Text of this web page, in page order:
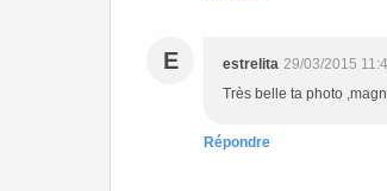
E estrelita 29/03/2015
Très belle ta photo
Répondre